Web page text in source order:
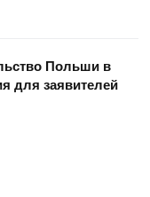
Польши в
для заявителей